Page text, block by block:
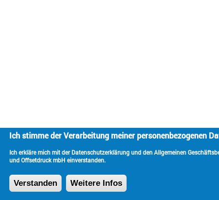
Ich stimme der Verarbeitung meiner personenbezogenen
Ich erkläre mich mit der Datenschutzerklärung und den Allgemeinen
und Offsetdruck mbH einverstanden.
Verstanden Weitere Infos